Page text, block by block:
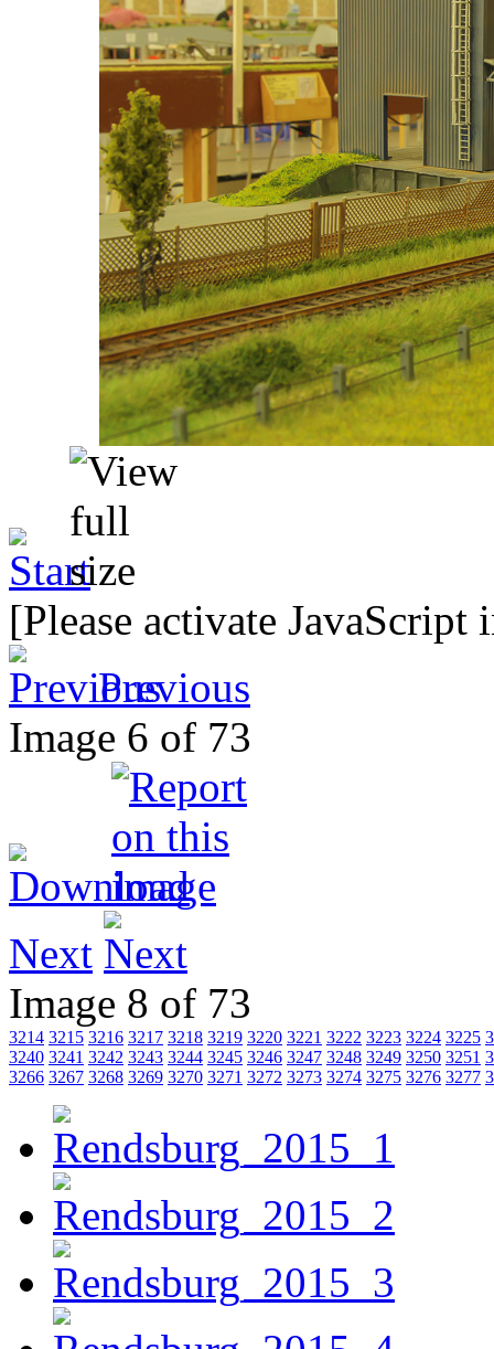
[Please activate
Previous
Image 6 of 73
Next
Image 8 of 73
3214 3215 3216 3217 3218 3219 3220 3221 3222 3223 3224 3225
3240 3241 3242 3243 3244 3245 3246 3247 3248 3249 3250 3251
3266 3267 3268 3269 3270 3271 3272 3273 3274 3275 3276 3277